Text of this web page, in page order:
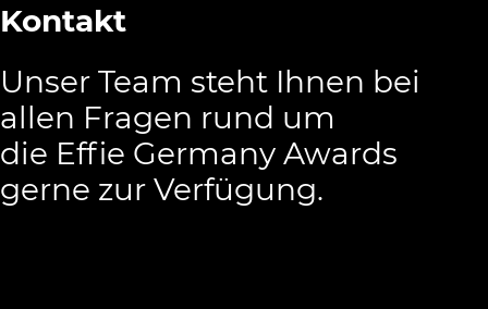
Kontakt
Unser Team steht Ihnen bei
allen Fragen rund um
die Effie Germany Awards
gerne zur Verfügung.